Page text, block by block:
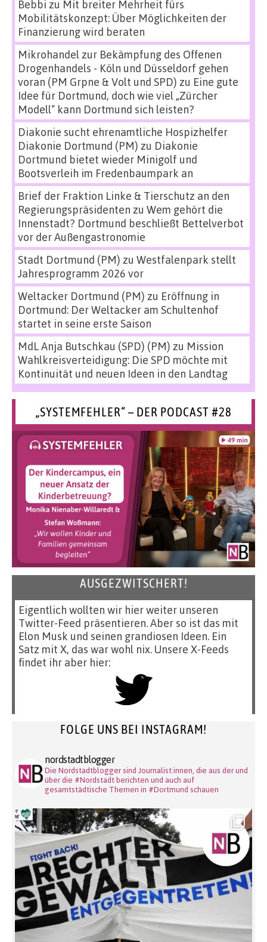
Bebbi zu Mit breiter Mehrheit fürs
Mobilitätskonzept: Über Möglichkeiten der
Finanzierung wird beraten
Mikrohandel zur Bekämpfung des Offenen
Drogenhandels - Köln und Düsseldorf gehen
voran (PM Grpne & Volt und SPD) zu Eine gute
Idee für Dortmund, doch wie viel „Zürcher
Modell“ kann Dortmund sich leisten?
Diakonie sucht ehrenamtliche Hospizhelfer
Diakonie Dortmund (PM) zu Diakonie
Dortmund bietet wieder Minigolf und
Bootsverleih im Fredenbaumpark an
Brief der Fraktion Linke & Tierschutz an den
Regierungspräsidenten zu Wem gehört die
Innenstadt? Dortmund beschließt Bettelverbot
vor der Außengastronomie
Stadt Dortmund (PM) zu Westfalenpark stellt
Jahresprogramm 2026 vor
Weltacker Dortmund (PM) zu Eröffnung in
Dortmund: Der Weltacker am Schultenhof
startet in seine erste Saison
MdL Anja Butschkau (SPD) (PM) zu Mission
Wahlkreisverteidigung: Die SPD möchte mit
Kontinuität und neuen Ideen in den Landtag
„SYSTEMFEHLER“ – DER PODCAST #28
AUSGEZWITSCHERT!
Eigentlich wollten wir hier weiter unseren
Twitter-Feed präsentieren. Aber so ist das mit
Elon Musk und seinen grandiosen Ideen. Ein
Satz mit X, das war wohl nix. Unsere X-Feeds
findet ihr aber hier:
FOLGE UNS BEI INSTAGRAM!
nordstadtblogger
Die Nordstadtblogger sind Journalist:innen, die aus der und
über die #Nordstadt berichten und auch auf
gesamtstädtische Themen in #Dortmund schauen